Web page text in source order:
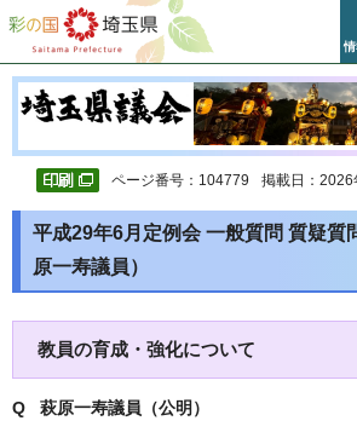
彩の国 埼玉県
ページ番号：104779 掲載日：2026
平成29年6月定例会 一般質問 質疑質
原一寿議員）
教員の育成・強化について
Q 萩原一寿議員（公明 ）